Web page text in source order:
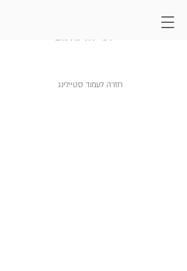
וטיילור מלכוב
חזרה לעמוד סטיילינג